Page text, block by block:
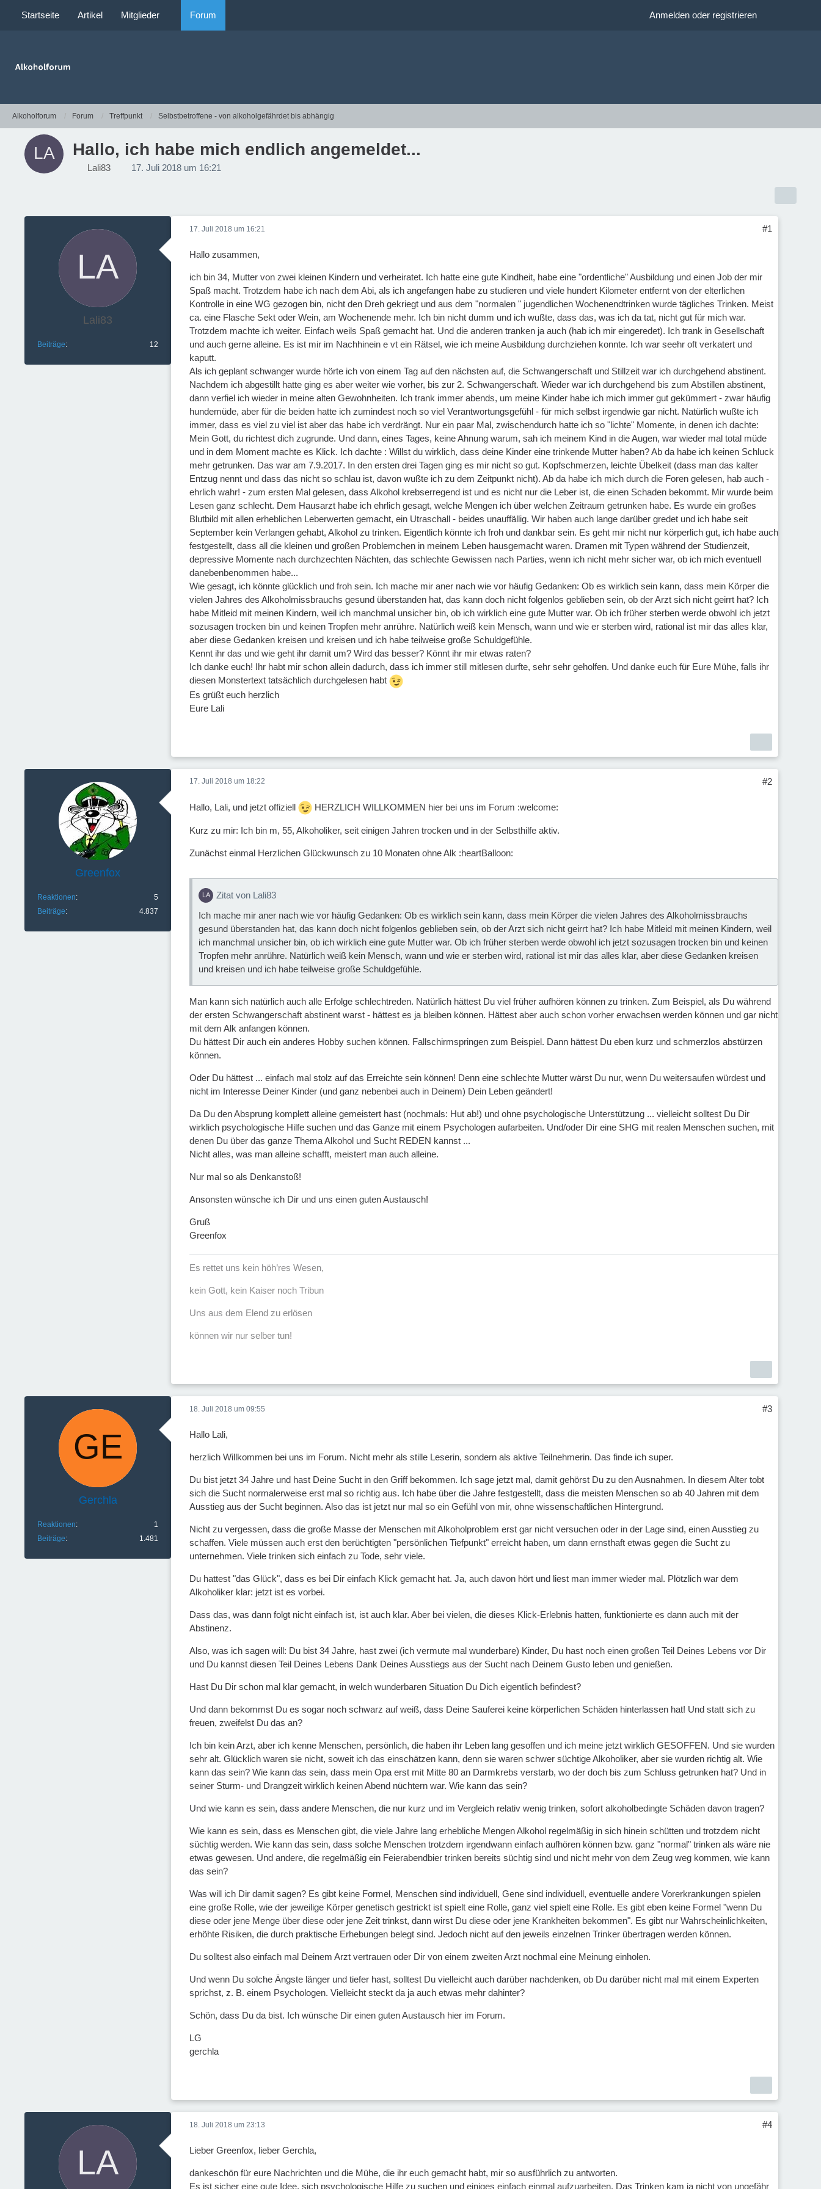
Startseite Artikel Mitglieder Forum Anmelden oder registrieren
Alkoholforum Forum Treffpunkt Selbstbetroffene - von alkoholgefährdet bis abhängig
Hallo, ich habe mich endlich angemeldet...
Lali83 17. Juli 2018 um 16:21
Lali83
Beiträge 12
17. Juli 2018 um 16:21 #1
Hallo zusammen,
ich bin 34, Mutter von zwei kleinen Kindern und verheiratet. Ich hatte eine gute Kindheit, habe eine "ordentliche" Ausbildung und einen Job der mir
Spaß macht. Trotzdem habe ich nach dem Abi, als ich angefangen habe zu studieren und viele hundert Kilometer entfernt von der elterlichen
Kontrolle in eine WG gezogen bin, nicht den Dreh gekriegt und aus dem "normalen " jugendlichen Wochenendtrinken wurde tägliches Trinken. Meist
ca. eine Flasche Sekt oder Wein, am Wochenende mehr. Ich bin nicht dumm und ich wußte, dass das, was ich da tat, nicht gut für mich war.
Trotzdem machte ich weiter. Einfach weils Spaß gemacht hat. Und die anderen tranken ja auch (hab ich mir eingeredet). Ich trank in Gesellschaft
und auch gerne alleine. Es ist mir im Nachhinein e vt ein Rätsel, wie ich meine Ausbildung durchziehen konnte. Ich war seehr oft verkatert und
kaputt.
Als ich geplant schwanger wurde hörte ich von einem Tag auf den nächsten auf, die Schwangerschaft und Stillzeit war ich durchgehend abstinent.
Nachdem ich abgestillt hatte ging es aber weiter wie vorher, bis zur 2. Schwangerschaft. Wieder war ich durchgehend bis zum Abstillen abstinent,
dann verfiel ich wieder in meine alten Gewohnheiten. Ich trank immer abends, um meine Kinder habe ich mich immer gut gekümmert - zwar häufig
hundemüde, aber für die beiden hatte ich zumindest noch so viel Verantwortungsgefühl - für mich selbst irgendwie gar nicht. Natürlich wußte ich
immer, dass es viel zu viel ist aber das habe ich verdrängt. Nur ein paar Mal, zwischendurch hatte ich so "lichte" Momente, in denen ich dachte:
Mein Gott, du richtest dich zugrunde. Und dann, eines Tages, keine Ahnung warum, sah ich meinem Kind in die Augen, war wieder mal total müde
und in dem Moment machte es Klick. Ich dachte : Willst du wirklich, dass deine Kinder eine trinkende Mutter haben? Ab da habe ich keinen Schluck
mehr getrunken. Das war am 7.9.2017. In den ersten drei Tagen ging es mir nicht so gut. Kopfschmerzen, leichte Übelkeit (dass man das kalter
Entzug nennt und dass das nicht so schlau ist, davon wußte ich zu dem Zeitpunkt nicht). Ab da habe ich mich durch die Foren gelesen, hab auch -
ehrlich wahr! - zum ersten Mal gelesen, dass Alkohol krebserregend ist und es nicht nur die Leber ist, die einen Schaden bekommt. Mir wurde beim
Lesen ganz schlecht. Dem Hausarzt habe ich ehrlich gesagt, welche Mengen ich über welchen Zeitraum getrunken habe. Es wurde ein großes
Blutbild mit allen erheblichen Leberwerten gemacht, ein Utraschall - beides unauffällig. Wir haben auch lange darüber gredet und ich habe seit
September kein Verlangen gehabt, Alkohol zu trinken. Eigentlich könnte ich froh und dankbar sein. Es geht mir nicht nur körperlich gut, ich habe auch
festgestellt, dass all die kleinen und großen Problemchen in meinem Leben hausgemacht waren. Dramen mit Typen während der Studienzeit,
depressive Momente nach durchzechten Nächten, das schlechte Gewissen nach Parties, wenn ich nicht mehr sicher war, ob ich mich eventuell
danebenbenommen habe...
Wie gesagt, ich könnte glücklich und froh sein. Ich mache mir aner nach wie vor häufig Gedanken: Ob es wirklich sein kann, dass mein Körper die
vielen Jahres des Alkoholmissbrauchs gesund überstanden hat, das kann doch nicht folgenlos geblieben sein, ob der Arzt sich nicht geirrt hat? Ich
habe Mitleid mit meinen Kindern, weil ich manchmal unsicher bin, ob ich wirklich eine gute Mutter war. Ob ich früher sterben werde obwohl ich jetzt
sozusagen trocken bin und keinen Tropfen mehr anrühre. Natürlich weiß kein Mensch, wann und wie er sterben wird, rational ist mir das alles klar,
aber diese Gedanken kreisen und kreisen und ich habe teilweise große Schuldgefühle.
Kennt ihr das und wie geht ihr damit um? Wird das besser? Könnt ihr mir etwas raten?
Ich danke euch! Ihr habt mir schon allein dadurch, dass ich immer still mitlesen durfte, sehr sehr geholfen. Und danke euch für Eure Mühe, falls ihr
diesen Monstertext tatsächlich durchgelesen habt
Es grüßt euch herzlich
Eure Lali
Greenfox
Reaktionen
5
Beiträge
4.837
17. Juli 2018 um 18:22 #2
Hallo, Lali, und jetzt offiziell HERZLICH WILLKOMMEN hier bei uns im Forum :welcome:
Kurz zu mir: Ich bin m, 55, Alkoholiker, seit einigen Jahren trocken und in der Selbsthilfe aktiv.
Zunächst einmal Herzlichen Glückwunsch zu 10 Monaten ohne Alk :heartBalloon:
Zitat von Lali83
Ich mache mir aner nach wie vor häufig Gedanken: Ob es wirklich sein kann, dass mein Körper die vielen Jahres des Alkoholmissbrauchs
gesund überstanden hat, das kann doch nicht folgenlos geblieben sein, ob der Arzt sich nicht geirrt hat? Ich habe Mitleid mit meinen Kindern, weil
ich manchmal unsicher bin, ob ich wirklich eine gute Mutter war. Ob ich früher sterben werde obwohl ich jetzt sozusagen trocken bin und keinen
Tropfen mehr anrühre. Natürlich weiß kein Mensch, wann und wie er sterben wird, rational ist mir das alles klar, aber diese Gedanken kreisen
und kreisen und ich habe teilweise große Schuldgefühle.
Man kann sich natürlich auch alle Erfolge schlechtreden. Natürlich hättest Du viel früher aufhören können zu trinken. Zum Beispiel, als Du während
der ersten Schwangerschaft abstinent warst - hättest es ja bleiben können. Hättest aber auch schon vorher erwachsen werden können und gar nicht
mit dem Alk anfangen können.
Du hättest Dir auch ein anderes Hobby suchen können. Fallschirmspringen zum Beispiel. Dann hättest Du eben kurz und schmerzlos abstürzen
können.
Oder Du hättest ... einfach mal stolz auf das Erreichte sein können! Denn eine schlechte Mutter wärst Du nur, wenn Du weitersaufen würdest und
nicht im Interesse Deiner Kinder (und ganz nebenbei auch in Deinem) Dein Leben geändert!
Da Du den Absprung komplett alleine gemeistert hast (nochmals: Hut ab!) und ohne psychologische Unterstützung ... vielleicht solltest Du Dir
wirklich psychologische Hilfe suchen und das Ganze mit einem Psychologen aufarbeiten. Und/oder Dir eine SHG mit realen Menschen suchen, mit
denen Du über das ganze Thema Alkohol und Sucht REDEN kannst ...
Nicht alles, was man alleine schafft, meistert man auch alleine.
Nur mal so als Denkanstoß!
Ansonsten wünsche ich Dir und uns einen guten Austausch!
Gruß
Greenfox
Es rettet uns kein höh’res Wesen,
kein Gott, kein Kaiser noch Tribun
Uns aus dem Elend zu erlösen
können wir nur selber tun!
Gerchla
Reaktionen
1
Beiträge
1.481
18. Juli 2018 um 09:55 #3
Hallo Lali,
herzlich Willkommen bei uns im Forum. Nicht mehr als stille Leserin, sondern als aktive Teilnehmerin. Das finde ich super.
Du bist jetzt 34 Jahre und hast Deine Sucht in den Griff bekommen. Ich sage jetzt mal, damit gehörst Du zu den Ausnahmen. In diesem Alter tobt
sich die Sucht normalerweise erst mal so richtig aus. Ich habe über die Jahre festgestellt, dass die meisten Menschen so ab 40 Jahren mit dem
Ausstieg aus der Sucht beginnen. Also das ist jetzt nur mal so ein Gefühl von mir, ohne wissenschaftlichen Hintergrund.
Nicht zu vergessen, dass die große Masse der Menschen mit Alkoholproblem erst gar nicht versuchen oder in der Lage sind, einen Ausstieg zu
schaffen. Viele müssen auch erst den berüchtigten "persönlichen Tiefpunkt" erreicht haben, um dann ernsthaft etwas gegen die Sucht zu
unternehmen. Viele trinken sich einfach zu Tode, sehr viele.
Du hattest "das Glück", dass es bei Dir einfach Klick gemacht hat. Ja, auch davon hört und liest man immer wieder mal. Plötzlich war dem
Alkoholiker klar: jetzt ist es vorbei.
Dass das, was dann folgt nicht einfach ist, ist auch klar. Aber bei vielen, die dieses Klick-Erlebnis hatten, funktionierte es dann auch mit der
Abstinenz.
Also, was ich sagen will: Du bist 34 Jahre, hast zwei (ich vermute mal wunderbare) Kinder, Du hast noch einen großen Teil Deines Lebens vor Dir
und Du kannst diesen Teil Deines Lebens Dank Deines Ausstiegs aus der Sucht nach Deinem Gusto leben und genießen.
Hast Du Dir schon mal klar gemacht, in welch wunderbaren Situation Du Dich eigentlich befindest?
Und dann bekommst Du es sogar noch schwarz auf weiß, dass Deine Sauferei keine körperlichen Schäden hinterlassen hat! Und statt sich zu
freuen, zweifelst Du das an?
Ich bin kein Arzt, aber ich kenne Menschen, persönlich, die haben ihr Leben lang gesoffen und ich meine jetzt wirklich GESOFFEN. Und sie wurden
sehr alt. Glücklich waren sie nicht, soweit ich das einschätzen kann, denn sie waren schwer süchtige Alkoholiker, aber sie wurden richtig alt. Wie
kann das sein? Wie kann das sein, dass mein Opa erst mit Mitte 80 an Darmkrebs verstarb, wo der doch bis zum Schluss getrunken hat? Und in
seiner Sturm- und Drangzeit wirklich keinen Abend nüchtern war. Wie kann das sein?
Und wie kann es sein, dass andere Menschen, die nur kurz und im Vergleich relativ wenig trinken, sofort alkoholbedingte Schäden davon tragen?
Wie kann es sein, dass es Menschen gibt, die viele Jahre lang erhebliche Mengen Alkohol regelmäßig in sich hinein schütten und trotzdem nicht
süchtig werden. Wie kann das sein, dass solche Menschen trotzdem irgendwann einfach aufhören können bzw. ganz "normal" trinken als wäre nie
etwas gewesen. Und andere, die regelmäßig ein Feierabendbier trinken bereits süchtig sind und nicht mehr von dem Zeug weg kommen, wie kann
das sein?
Was will ich Dir damit sagen? Es gibt keine Formel, Menschen sind individuell, Gene sind individuell, eventuelle andere Vorerkrankungen spielen
eine große Rolle, wie der jeweilige Körper genetisch gestrickt ist spielt eine Rolle, ganz viel spielt eine Rolle. Es gibt eben keine Formel "wenn Du
diese oder jene Menge über diese oder jene Zeit trinkst, dann wirst Du diese oder jene Krankheiten bekommen". Es gibt nur Wahrscheinlichkeiten,
erhöhte Risiken, die durch praktische Erhebungen belegt sind. Jedoch nicht auf den jeweils einzelnen Trinker übertragen werden können.
Du solltest also einfach mal Deinem Arzt vertrauen oder Dir von einem zweiten Arzt nochmal eine Meinung einholen.
Und wenn Du solche Ängste länger und tiefer hast, solltest Du vielleicht auch darüber nachdenken, ob Du darüber nicht mal mit einem Experten
sprichst, z. B. einem Psychologen. Vielleicht steckt da ja auch etwas mehr dahinter?
Schön, dass Du da bist. Ich wünsche Dir einen guten Austausch hier im Forum.
LG
gerchla
18. Juli 2018 um 23:13 #4
Lieber Greenfox, lieber Gerchla,
dankeschön für eure Nachrichten und die Mühe, die ihr euch gemacht habt, mir so ausführlich zu antworten.
Es ist sicher eine gute Idee, sich psychologische Hilfe zu suchen und einiges einfach einmal aufzuarbeiten. Das Trinken kam ja nicht von ungefähr